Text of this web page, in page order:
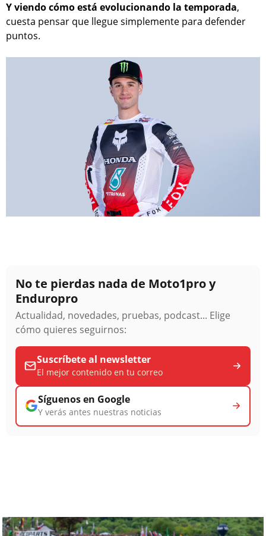
Y viendo cómo está evolucionando la temporada,
cuesta pensar que llegue simplemente para defender
puntos.
No te pierdas nada de Moto1pro y
Enduropro
Actualidad, novedades, pruebas, podcast... Elige
cómo quieres seguirnos:
Suscríbete al newsletter
El mejor contenido en tu correo
Síguenos en Google
Y verás antes nuestras noticias